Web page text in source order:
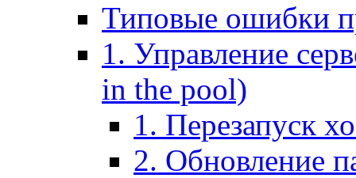
Типовые ошибки
1. Управление
in the pool)
1. Перезапуск
2. Обновление